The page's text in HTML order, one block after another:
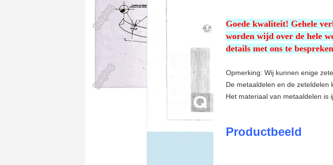
Goede kwaliteit! Gehele
worden wijd over de hele
details met ons te
Opmerking: Wij kunnen enige
De metaaldelen en de zeteldelen
Het materiaal van metaaldelen is
Productbeeld